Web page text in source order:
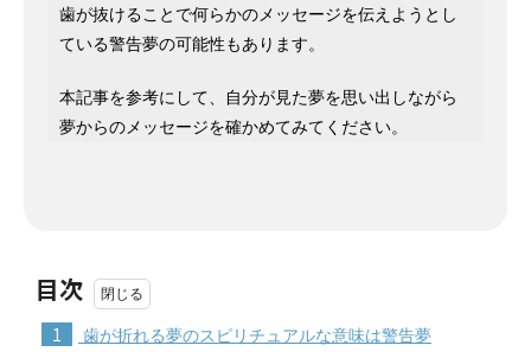
歯が抜けることで何らかのメッセージを伝えようとし
ている警告夢の可能性もあります。
本記事を参考にして、自分が見た夢を思い出しながら
夢からのメッセージを確かめてみてください。
目次
1 歯が折れる夢のスピリチュアルな意味は警告夢